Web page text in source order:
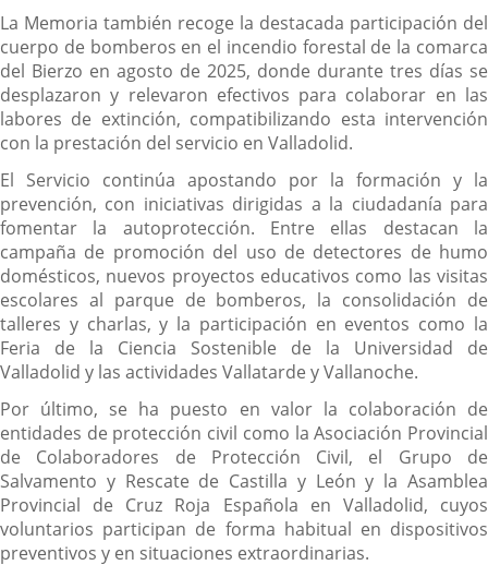
La Memoria también recoge la destacada participación del
cuerpo de bomberos en el incendio forestal de la comarca
del Bierzo en agosto de 2025, donde durante tres días se
desplazaron y relevaron efectivos para colaborar en las
labores de extinción, compatibilizando esta intervención
con la prestación del servicio en Valladolid.
El Servicio continúa apostando por la formación y la
prevención, con iniciativas dirigidas a la ciudadanía para
fomentar la autoprotección. Entre ellas destacan la
campaña de promoción del uso de detectores de humo
domésticos, nuevos proyectos educativos como las visitas
escolares al parque de bomberos, la consolidación de
talleres y charlas, y la participación en eventos como la
Feria de la Ciencia Sostenible de la Universidad de
Valladolid y las actividades Vallatarde y Vallanoche.
Por último, se ha puesto en valor la colaboración de
entidades de protección civil como la Asociación Provincial
de Colaboradores de Protección Civil, el Grupo de
Salvamento y Rescate de Castilla y León y la Asamblea
Provincial de Cruz Roja Española en Valladolid, cuyos
voluntarios participan de forma habitual en dispositivos
preventivos y en situaciones extraordinarias.